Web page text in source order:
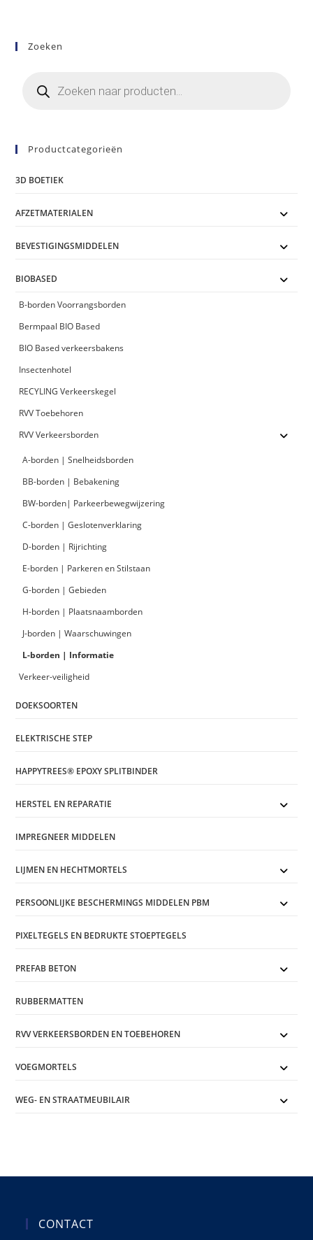
Zoeken
zoeken
Productcategorieën
3D BOETIEK
AFZETMATERIALEN
BEVESTIGINGSMIDDELEN
BIOBASED
B-borden Voorrangsborden
Bermpaal BIO Based
BIO Based verkeersbakens
Insectenhotel
RECYLING Verkeerskegel
RVV Toebehoren
RVV Verkeersborden
A-borden | Snelheidsborden
BB-borden | Bebakening
BW-borden| Parkeerbewegwijzering
C-borden | Geslotenverklaring
D-borden | Rijrichting
E-borden | Parkeren en Stilstaan
G-borden | Gebieden
H-borden | Plaatsnaamborden
J-borden | Waarschuwingen
L-borden | Informatie
Verkeer-veiligheid
DOEKSOORTEN
ELEKTRISCHE STEP
HAPPYTREES® EPOXY SPLITBINDER
HERSTEL EN REPARATIE
IMPREGNEER MIDDELEN
LIJMEN EN HECHTMORTELS
PERSOONLIJKE BESCHERMINGS MIDDELEN PBM
PIXELTEGELS EN BEDRUKTE STOEPTEGELS
PREFAB BETON
RUBBERMATTEN
RVV VERKEERSBORDEN EN TOEBEHOREN
VOEGMORTELS
WEG- EN STRAATMEUBILAIR
CONTACT